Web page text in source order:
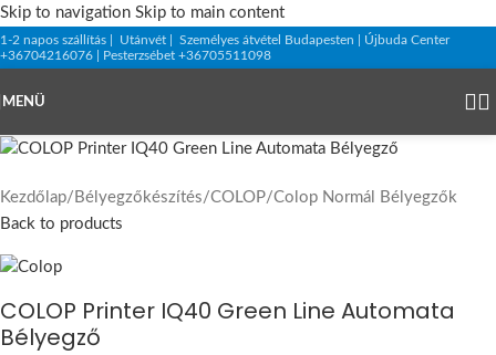
Skip to navigation Skip to main content
1-2 napos szállítás | Utánvét | Személyes átvétel Budapesten | Újbuda Center
+36704216076 | Pesterzsébet +36705511098
MENÜ
Kezdőlap/ Bélyegzőkészítés/COLOP/Colop Normál Bélyegzők
Back to products
COLOP Printer IQ40 Green Line Automata
Bélyegző